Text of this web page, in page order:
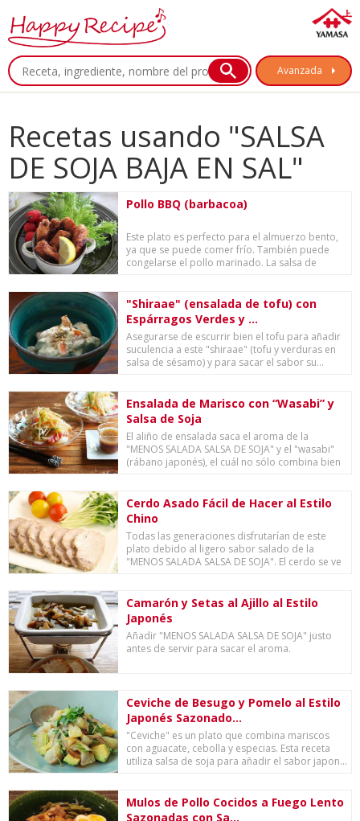
Avanzada
Recetas usando "SALSA
DE SOJA BAJA EN SAL"
Pollo BBQ (barbacoa)
Este plato es perfecto para el almuerzo bento,
ya que se puede comer frío. También puede
congelarse el pollo marinado. La salsa de
"Shiraae" (ensalada de tofu) con
Espárragos Verdes y ...
Asegurarse de escurrir bien el tofu para añadir
suculencia a este "shiraae" (tofu y verduras en
salsa de sésamo) y para sacar el sabor su...
Ensalada de Marisco con “Wasabi” y
Salsa de Soja
El aliño de ensalada saca el aroma de la
"MENOS SALADA SALSA DE SOJA" y el "wasabi"
(rábano japonés), el cuál no sólo combina bien
Cerdo Asado Fácil de Hacer al Estilo
Chino
Todas las generaciones disfrutarían de este
plato debido al ligero sabor salado de la
"MENOS SALADA SALSA DE SOJA". El cerdo se ve
Camarón y Setas al Ajillo al Estilo
Japonés
Añadir "MENOS SALADA SALSA DE SOJA" justo
antes de servir para sacar el aroma.
Ceviche de Besugo y Pomelo al Estilo
Japonés Sazonado...
"Ceviche" es un plato que combina mariscos
con aguacate, cebolla y especias. Esta receta
utiliza salsa de soja para añadir el sabor japon...
Mulos de Pollo Cocidos a Fuego Lento
Sazonadas con Sa...